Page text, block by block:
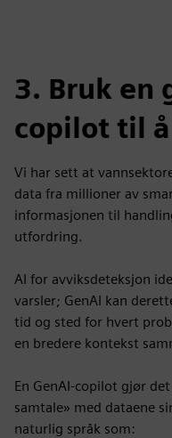
3. Bruk en
copilot til
Vi har sett at
data fra millioner av
informasjonen til
utfordring.
AI for avviksdeteksjon
varsler; GenAI kan
tid og sted for hvert
en bredere kontekst
En GenAI-copilot gjør
samtale» med dataene
naturlig språk som: